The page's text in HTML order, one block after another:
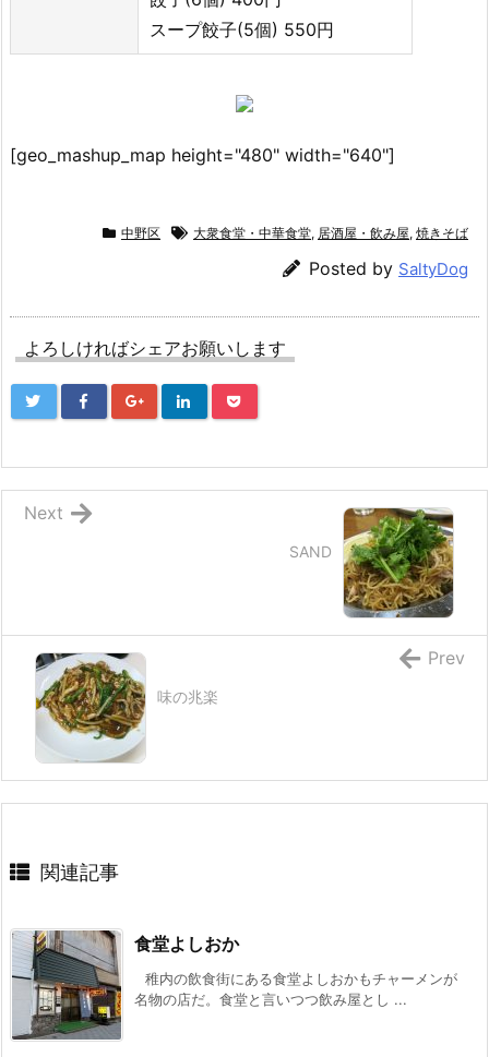
スープ餃子(5個) 550円
[geo_mashup_map height="480" width="640"]
中野区 大衆食堂・中華食堂, 居酒屋・飲み屋, 焼きそば
Posted by SaltyDog
よろしければシェアお願いします
SAND
Next
味の兆楽
Prev
関連記事
食堂よしおか
稚内の飲食街にある食堂よしおかもチャーメンが
名物の店だ。食堂と言いつつ飲み屋とし ...